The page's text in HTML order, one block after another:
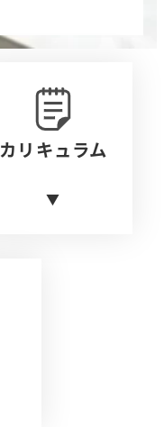
カリキュラム
▼